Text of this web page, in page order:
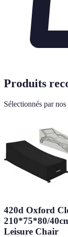
Produits
Sélectionnés par nos
420d Oxford
210*75*80/
Leisure Chair